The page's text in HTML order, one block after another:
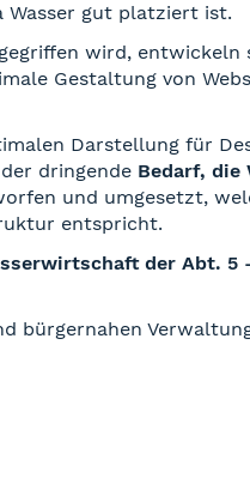
Wasser gut platziert ist.
wird,
Gestaltung von
Darstellung für
dringende Bedarf, die
und umgesetzt,
entspricht.
der Abt. 5
bürgernahen